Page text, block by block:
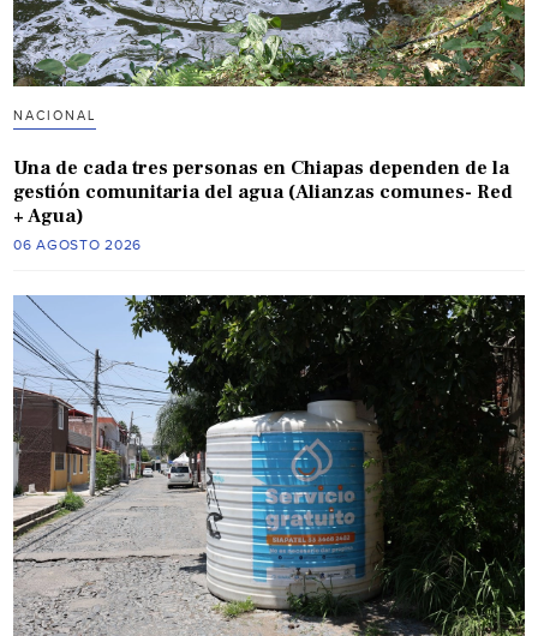
NACIONAL
Una de cada tres personas en Chiapas dependen de la
gestión comunitaria del agua (Alianzas comunes- Red
+ Agua)
06 AGOSTO 2026